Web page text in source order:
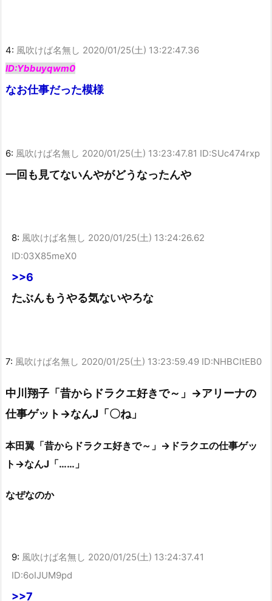
4: 風吹けば名無し 2020/01/25(土) 13:22:47.36
ID:Ybbuyqwm0
なお仕事だった模様
6: 風吹けば名無し 2020/01/25(土) 13:23:47.81 ID:SUc474rxp
一回も見てないんやがどうなったんや
8: 風吹けば名無し 2020/01/25(土) 13:24:26.62
ID:03X85meX0
>>6
たぶんもうやる気ないやろな
7: 風吹けば名無し 2020/01/25(土) 13:23:59.49 ID:NHBCItEB0
中川翔子「昔からドラクエ好きで～」→アリーナの
仕事ゲット→なんJ「〇ね」
本田翼「昔からドラクエ好きで～」→ドラクエの仕事ゲッ
ト→なんJ「……」
なぜなのか
9: 風吹けば名無し 2020/01/25(土) 13:24:37.41
ID:6oIJUM9pd
>>7